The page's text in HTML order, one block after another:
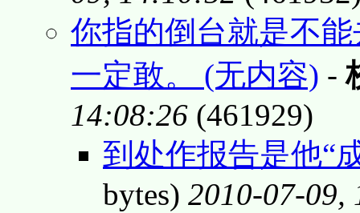
你指的倒台就是不
一定敢。 (无内容) -
14:08:26 (461929)
到处作报告是他“
bytes) 2010-07-09,